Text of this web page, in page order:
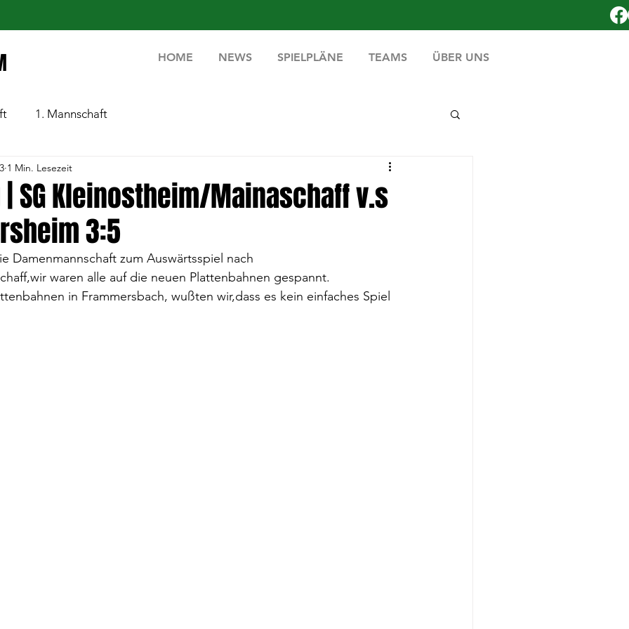
HOME NEWS SPIELPLÄNE TEAMS ÜBER UNS
1. Mannschaft
SG Kleinostheim/Mainaschaff v.s
3:5
1 Min. Lesezeit
Damenmannschaft zum Auswärtsspiel nach
waren alle auf die neuen Plattenbahnen gespannt.
in Frammersbach, wußten wir,dass es kein einfaches Spiel